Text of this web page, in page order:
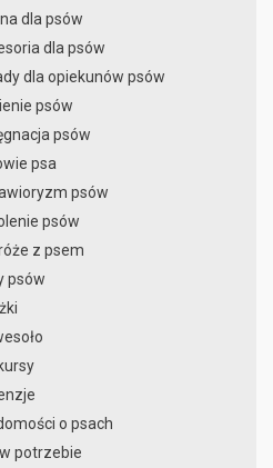
dla psów
dla psów
dla opiekunów psów
psów
psów
psa
psów
psów
z psem
psów
o psach
potrzebie